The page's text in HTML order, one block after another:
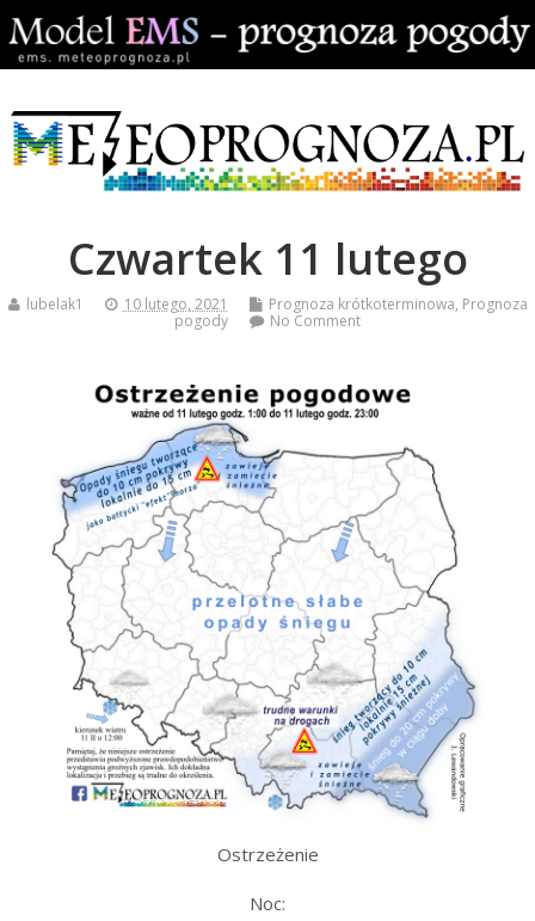
Czwartek 11 lutego
lubelak1 10 lutego, 2021 Prognoza krótkoterminowa, Prognoza
pogody
No Comment
Ostrzeżenie
Noc: